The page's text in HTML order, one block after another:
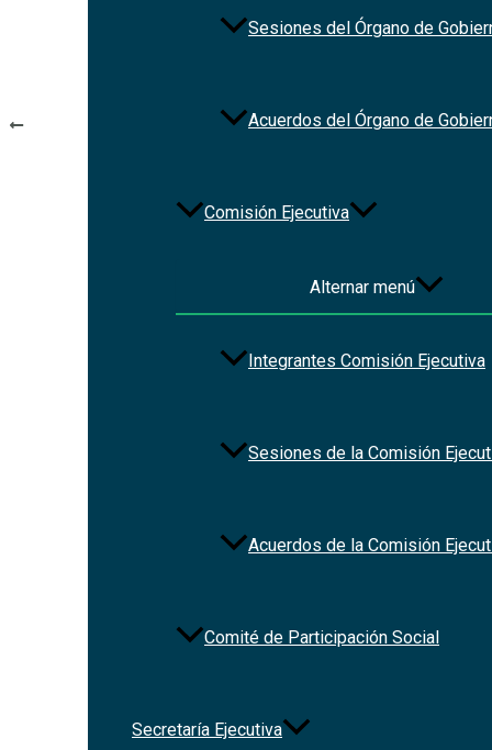
Sesiones del Órgano de
Acuerdos del Órgano de
Comisión Ejecutiva
Alternar menú
Integrantes Comisión Ejecutiva
Sesiones de la Comisión
Acuerdos de la Comisión
Comité de Participación Social
Secretaría Ejecutiva
ANTERIOR